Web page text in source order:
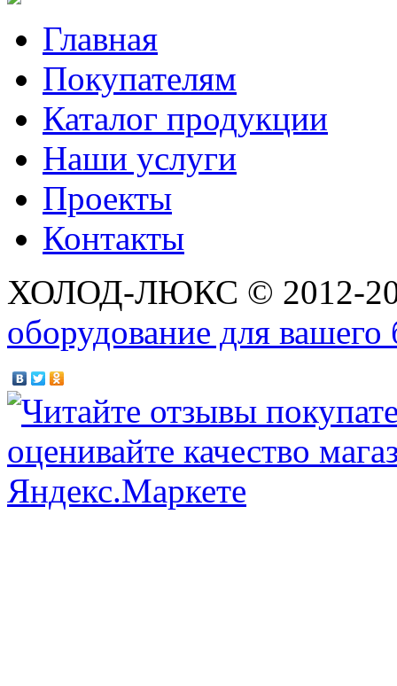
Главная
Покупателям
Каталог продукции
Наши услуги
Проекты
Контакты
ХОЛОД-ЛЮКС © 2012-
оборудование для вашего